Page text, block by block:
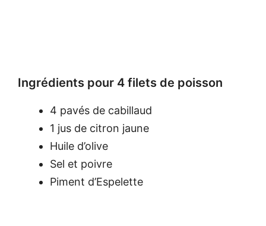
Ingrédients pour 4 filets de poisson
4 pavés de cabillaud
1 jus de citron jaune
Huile d’olive
Sel et poivre
Piment d’Espelette